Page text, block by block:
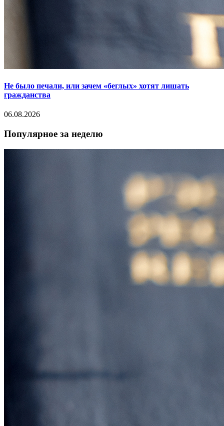
Не было печали, или зачем «беглых» хотят лишать
гражданства
06.08.2026
Популярное за неделю